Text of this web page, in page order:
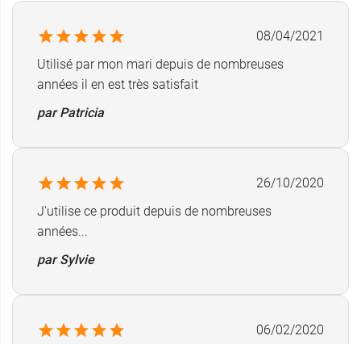
08/04/2021
Utilisé par mon mari depuis de nombreuses
années il en est très satisfait
par Patricia
26/10/2020
J'utilise ce produit depuis de nombreuses
années...
par Sylvie
06/02/2020